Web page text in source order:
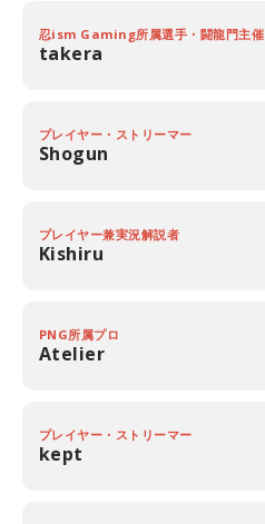
忍ism Gaming所属選手・闘龍門主催
takera
プレイヤー・ストリーマー
Shogun
プレイヤー兼実況解説者
Kishiru
PNG所属プロ
Atelier
プレイヤー・ストリーマー
kept